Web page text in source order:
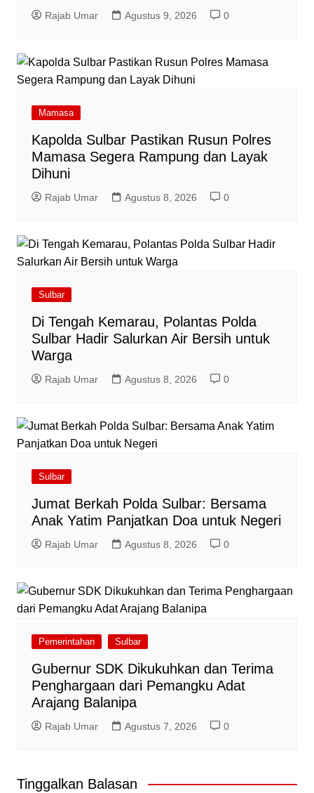
Rajab Umar Agustus 9, 2026 0
Mamasa
Kapolda Sulbar Pastikan Rusun Polres
Mamasa Segera Rampung dan Layak
Dihuni
Rajab Umar Agustus 8, 2026 0
Sulbar
Di Tengah Kemarau, Polantas Polda
Sulbar Hadir Salurkan Air Bersih untuk
Warga
Rajab Umar Agustus 8, 2026 0
Sulbar
Jumat Berkah Polda Sulbar: Bersama
Anak Yatim Panjatkan Doa untuk Negeri
Rajab Umar Agustus 8, 2026 0
Pemerintahan Sulbar
Gubernur SDK Dikukuhkan dan Terima
Penghargaan dari Pemangku Adat
Arajang Balanipa
Rajab Umar Agustus 7, 2026 0
Tinggalkan Balasan